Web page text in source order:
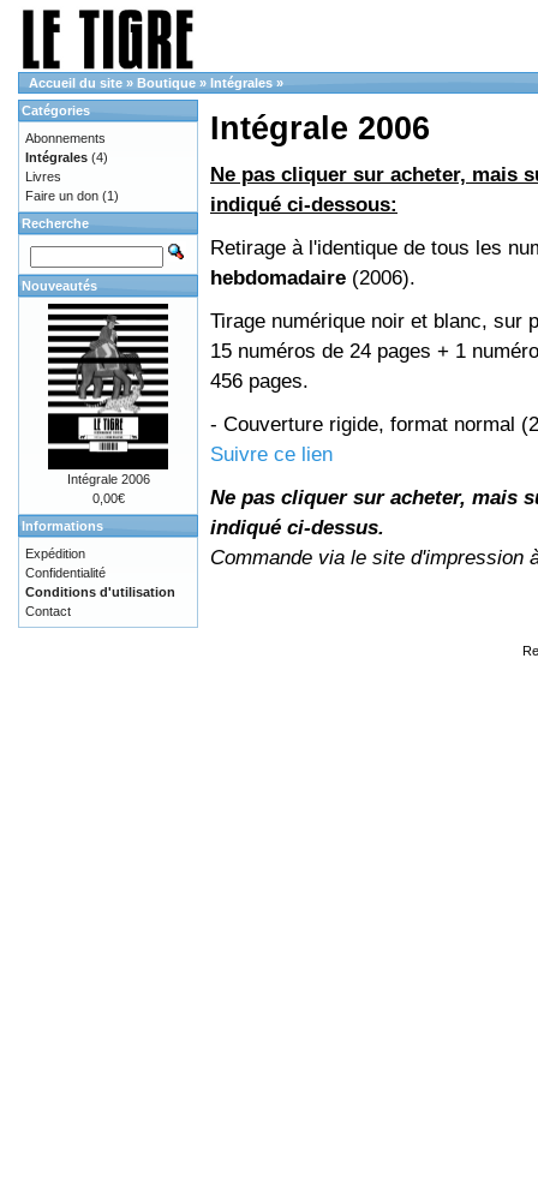
Accueil du site » Boutique » Intégrales »
Intégrale 2006
Ne pas cliquer sur acheter, mais
indiqué ci-dessous:
Retirage à l'identique de tous les
hebdomadaire (2006).
Tirage numérique noir et blanc, sur
15 numéros de 24 pages + 1
456 pages.
- Couverture rigide, format normal
Suivre ce lien
Ne pas cliquer sur acheter, mais
indiqué ci-dessus.
Commande via le site d'impression
Catégories
Abonnements
Intégrales (4)
Livres
Faire un don (1)
Recherche
Nouveautés
Intégrale 2006
0,00€
Informations
Expédition
Confidentialité
Conditions d'utilisation
Contact